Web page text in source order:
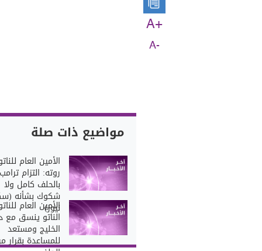
A+
A-
مواضيع ذات صلة
الأمين العام
روته: التزام ترامب
بالحلف كامل ولا
شكوك بشأنه
نيوز)
الأمين العام
الناتو ينسق مع
الخليج ومستعد
للمساعدة بقرار